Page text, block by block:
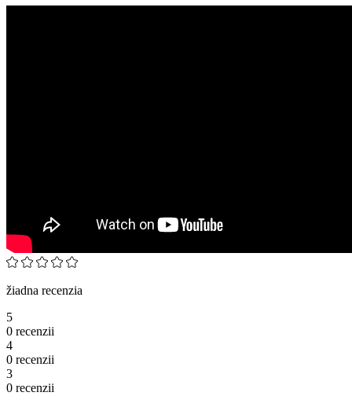
žiadna recenzia
5
0 recenzii
4
0 recenzii
3
0 recenzii